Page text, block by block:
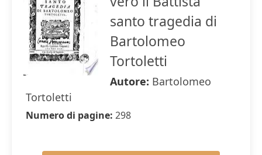
santo tragedia di
Bartolomeo
Tortoletti
Autore: Bartolomeo
Tortoletti
Numero di pagine: 298